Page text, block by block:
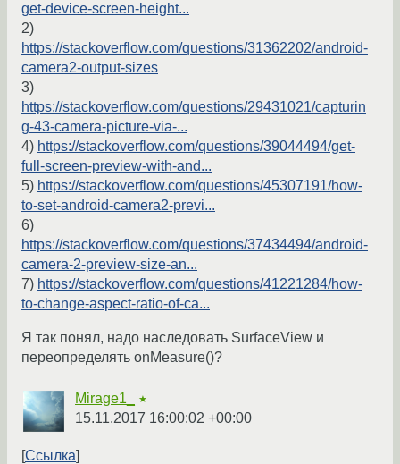
get-device-screen-height...
2)
https://stackoverflow.com/questions/31362202/android-
camera2-output-sizes
3)
https://stackoverflow.com/questions/29431021/capturin
g-43-camera-picture-via-...
4) https://stackoverflow.com/questions/39044494/get-
full-screen-preview-with-and...
5) https://stackoverflow.com/questions/45307191/how-
to-set-android-camera2-previ...
6)
https://stackoverflow.com/questions/37434494/android-
camera-2-preview-size-an...
7) https://stackoverflow.com/questions/41221284/how-
to-change-aspect-ratio-of-ca...
Я так понял, надо наследовать SurfaceView и
переопределять onMeasure()?
Mirage1_ ★
15.11.2017 16:00:02 +00:00
Ссылка